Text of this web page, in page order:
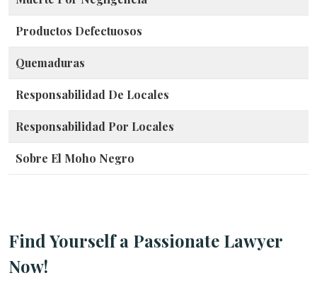
Productos Defectuosos
Quemaduras
Responsabilidad De Locales
Responsabilidad Por Locales
Sobre El Moho Negro
Find Yourself a Passionate Lawyer
Now!